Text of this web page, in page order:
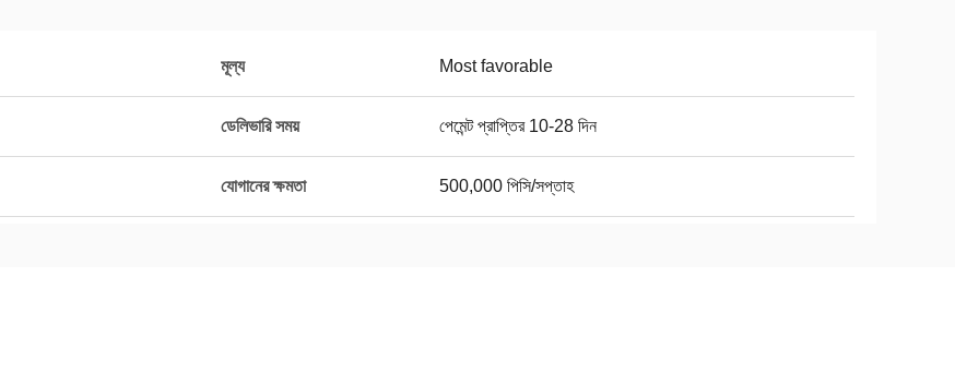
মূল্য Most favorable
ডেলিভারি সময় পেমেন্ট প্রাপ্তির 10-28 দিন
যোগানের ক্ষমতা 500,000 পিসি/সপ্তাহ